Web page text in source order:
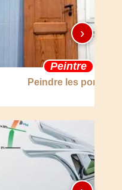
Peintre
Peindre les portes
›